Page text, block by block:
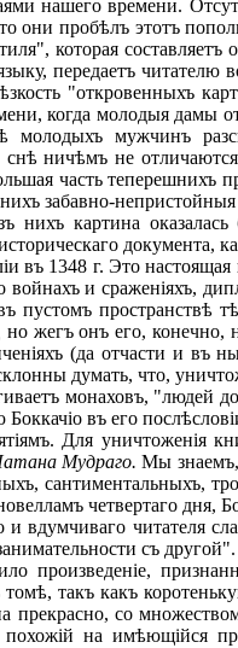
нашего времени.
они пробѣлъ этотъ
которая составляетъ
передаетъ читателю
"откровенныхъ
когда молодыя дамы
молодыхъ мужчинъ
ничѣмъ не
часть теперешнихъ
забавно-
картина
документа,
1348 г. Это настоящая
и сраженіяхъ,
пустомъ
но жегъ онъ его, конечно,
(да отчасти и въ
думать, что,
монаховъ,
въ его
Для уничтоженія
Мудраго. Мы знаемъ,
сантиментальныхъ,
четвертаго дня,
вдумчиваго читателя
съ другой".
произведеніе,
такъ какъ
прекрасно, со
на имѣющійся